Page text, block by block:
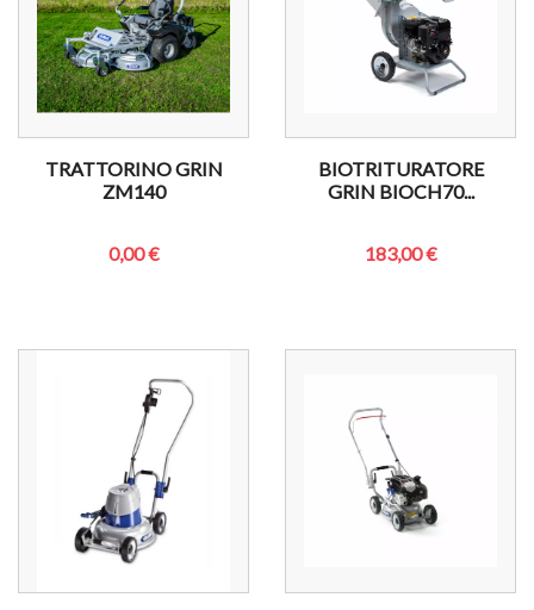
TRATTORINO GRIN
ZM140
0,00 €
BIOTRITURATORE
GRIN BIOCH70...
183,00 €